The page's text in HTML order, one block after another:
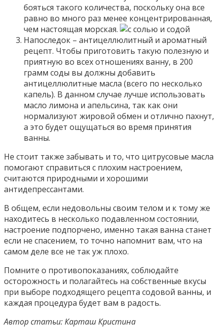
бояться такого количества, поскольку она все
равно во много раз менее концентрированная,
чем настоящая морская.
Напоследок – антицеллюлитный и ароматный
рецепт. Чтобы приготовить такую полезную и
приятную во всех отношениях ванну, в 200
грамм соды вы должны добавить
антицеллюлитные масла (всего по несколько
капель). В данном случае лучше использовать
масло лимона и апельсина, так как они
нормализуют жировой обмен и отлично пахнут,
а это будет ощущаться во время принятия
ванны.
Не стоит также забывать и то, что цитрусовые масла
помогают справиться с плохим настроением,
считаются природными и хорошими
антидепрессантами.
В общем, если недовольны своим телом и к тому же
находитесь в несколько подавленном состоянии,
настроение подпорчено, именно такая ванна станет
если не спасением, то точно напомнит вам, что на
самом деле все не так уж плохо.
Помните о противопоказаниях, соблюдайте
осторожность и полагайтесь на собственные вкусы
при выборе подходящего рецепта содовой ванны, и
каждая процедура будет вам в радость.
Автор статьи: Карташ Кристина